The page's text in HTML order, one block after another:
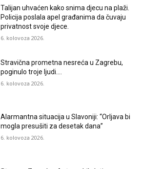
Talijan uhvaćen kako snima djecu na plaži.
Policija poslala apel građanima da čuvaju
privatnost svoje djece.
6. kolovoza 2026.
Stravična prometna nesreća u Zagrebu,
poginulo troje ljudi….
6. kolovoza 2026.
Alarmantna situacija u Slavoniji: “Orljava bi
mogla presušiti za desetak dana”
6. kolovoza 2026.